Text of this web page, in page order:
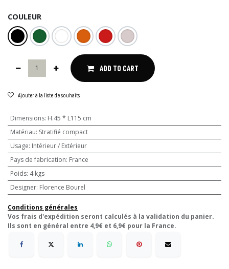
COULEUR
ADD TO CART
Ajouter à la liste de souhaits
Dimensions: H.45 * L115 cm
Matériau: Stratifié compact
Usage: Intérieur / Extérieur
Pays de fabrication: France
Poids: 4 kgs
Designer: Florence Bourel
Conditions générales
Vos frais d'expédition seront calculés à la validation du panier.
Ils sont en général entre 4,9€ et 6,9€ pour la France.